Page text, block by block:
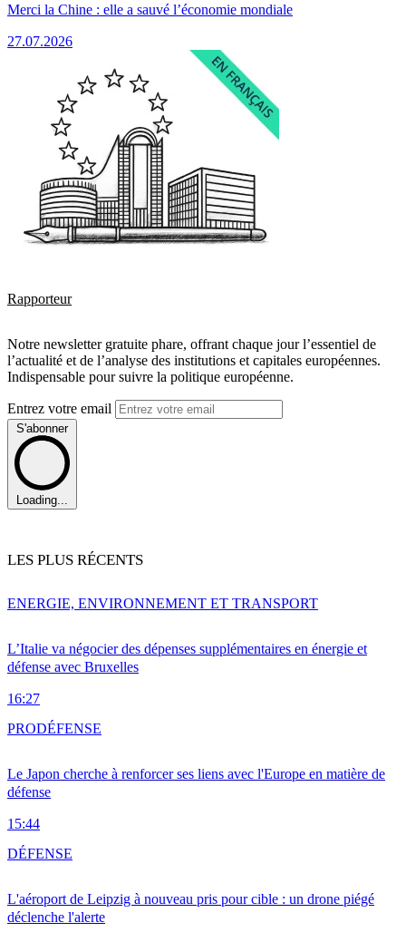
Merci la Chine : elle a sauvé l’économie mondiale
27.07.2026
Rapporteur
Notre newsletter gratuite phare, offrant chaque jour l’essentiel de
l’actualité et de l’analyse des institutions et capitales européennes.
Indispensable pour suivre la politique européenne.
Entrez votre email
S'abonner
Loading...
LES PLUS RÉCENTS
L’Italie va négocier des dépenses supplémentaires en énergie et
défense avec Bruxelles
16:27
ENERGIE, ENVIRONNEMENT ET TRANSPORT
Le Japon cherche à renforcer ses liens avec l'Europe en matière de
défense
15:44
PRODÉFENSE
L'aéroport de Leipzig à nouveau pris pour cible : un drone piégé
déclenche l'alerte
DÉFENSE